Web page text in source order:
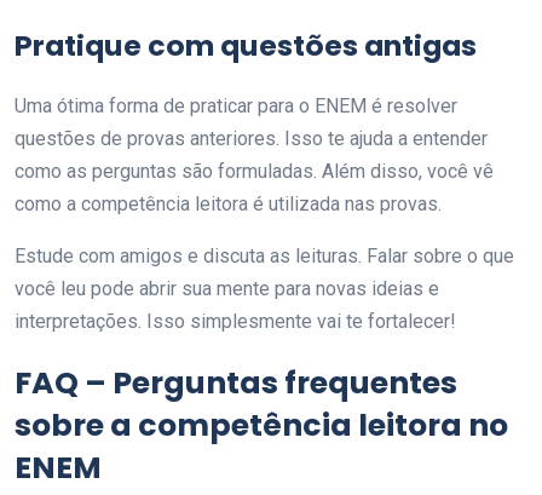
Pratique com questões antigas
Uma ótima forma de praticar para o ENEM é resolver
questões de provas anteriores. Isso te ajuda a entender
como as perguntas são formuladas. Além disso, você vê
como a competência leitora é utilizada nas provas.
Estude com amigos e discuta as leituras. Falar sobre o que
você leu pode abrir sua mente para novas ideias e
interpretações. Isso simplesmente vai te fortalecer!
FAQ – Perguntas frequentes
sobre a competência leitora no
ENEM